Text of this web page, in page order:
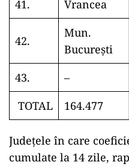
41.
Vrancea
42.
Mun.
București
43. –
TOTAL
164.477
Județele în care
cumulate la 14 zile,